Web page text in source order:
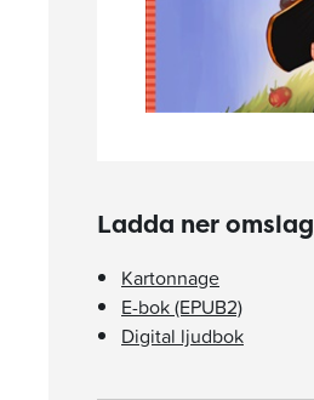
Ladda ner omslag
Kartonnage
E-bok (EPUB2)
Digital ljudbok